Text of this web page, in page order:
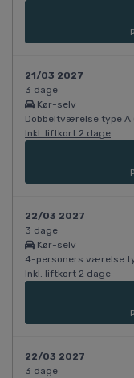
21/03 2027
3 dage
Kør-selv
Dobbeltværelse type A
Inkl. liftkort 2 dage
22/03 2027
3 dage
Kør-selv
4-personers værelse
Inkl. liftkort 2 dage
22/03 2027
3 dage